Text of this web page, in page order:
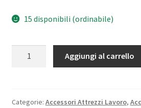
originale
era:
10,50 €.
attuale
è:
9,00 €.
15 disponibili (ordinabile)
giunti
Aggiungi al carrello
Categorie: Accessori Attrezzi Lavoro,